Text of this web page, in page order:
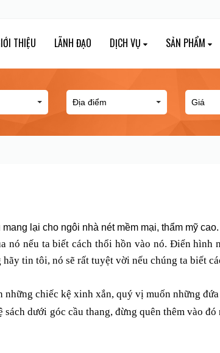
THIỆU LÃNH ĐẠO DỊCH VỤ SẢN PHẨM
lại cho ngôi nhà nét mềm mại, thẩm mỹ cao.
nó nếu ta biết cách thổi hồn vào nó. Điển hình
tin tôi, nó sẽ rất tuyệt vời nếu chúng ta biết
những chiếc kệ xinh xắn, quý vị muốn những
dưới góc cầu thang, đừng quên thêm vào đó